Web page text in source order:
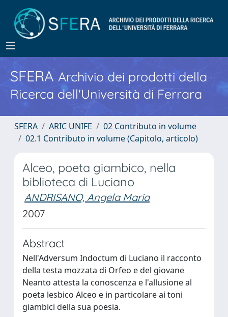
SFERA Archivio dei prodotti della
Ricerca dell'Università di Ferrara
SFERA ARIC UNIFE
02 Contributo in volume
02.1 Contributo in volume (Capitolo, articolo)
Alceo, poeta giambico, nella
biblioteca di Luciano
ANDRISANO, Angela Maria
2007
Abstract
Nell'Adversum Indoctum di Luciano il racconto
della testa mozzata di Orfeo e del giovane
Neanto attesta la conoscenza e l'allusione al
poeta lesbico Alceo e in particolare ai toni
giambici della sua poesia.